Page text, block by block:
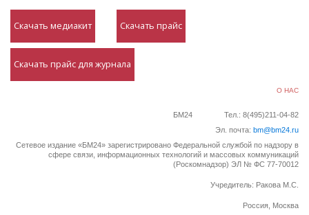
Скачать медиакит Скачать прайс
Скачать прайс для журнала
О НАС
БМ24
Тел.: 8(495)211-04-82
Эл. почта: bm@bm24.ru
Сетевое издание «БМ24» зарегистрировано Федеральной службой по надзору в
сфере связи, информационных технологий и массовых коммуникаций
(Роскомнадзор) ЭЛ № ФС 77-70012
Учредитель: Ракова М.С.
Россия, Москва